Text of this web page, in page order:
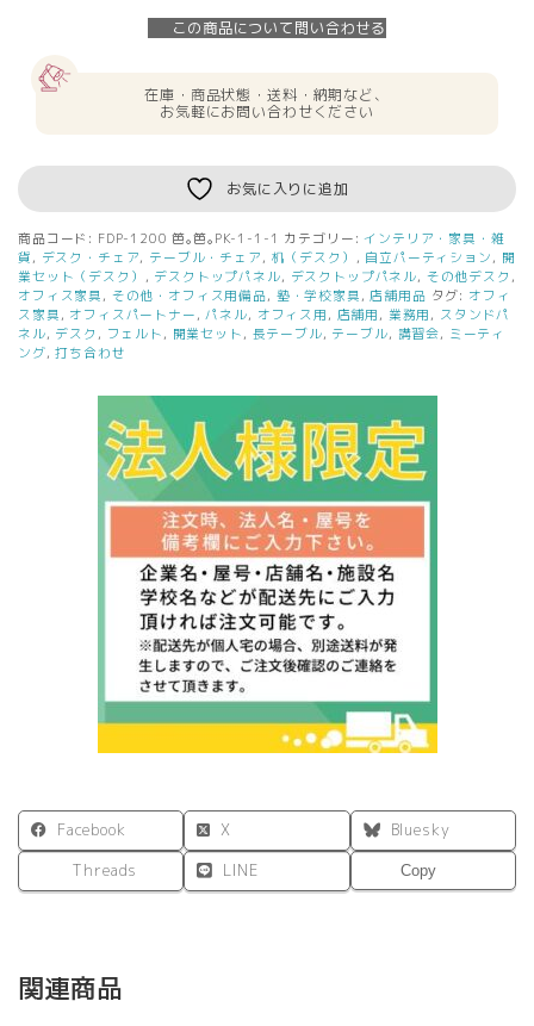
品
フ
ル
ト
デ
ス
ク
ー
ダ
ク
オ
この商品について問い合わせる
在庫・商品状態・送料・納期など、
お気軽にお問い合わせください
お気に入りに追加
商品コード: FDP-1200 笆｡笆｡PK-1-1-1 カテゴリー:インテリア・家具・雑
貨 , デスク・チェア, テーブル・チェア , 机（デスク） , 自立パーティション , 開
業セット（デスク） , デスクトップパネル, デスクトップパネル, その他デスク ,
オフィス家具 , その他・オフィス用備品, 塾・学校家具 ,店舗用品 タグ: オフィ
ス家具 , オフィスパートナー ,パネル, オフィス用 , 店舗用 , 業務用 , スタンドパ
ネル, デスク , フェルト , 開業セット , 長テーブル, テーブル, 講習会, ミーティ
ング,打ち合わせ
Facebook X
Bluesky
Threads
LINE Copy
関連商品